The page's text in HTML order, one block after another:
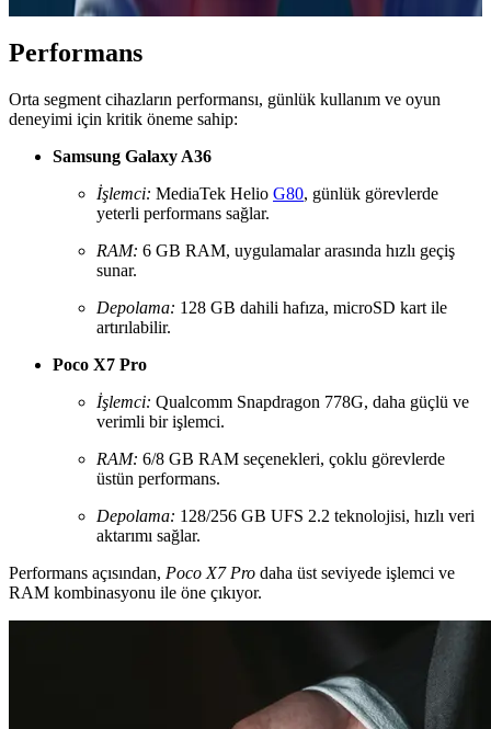
Performans
Orta segment cihazların performansı, günlük kullanım ve oyun
deneyimi için kritik öneme sahip:
Samsung Galaxy A36
İşlemci: MediaTek Helio G80, günlük görevlerde
yeterli performans sağlar.
RAM: 6 GB RAM, uygulamalar arasında hızlı geçiş
sunar.
Depolama: 128 GB dahili hafıza, microSD kart ile
artırılabilir.
Poco X7 Pro
İşlemci: Qualcomm Snapdragon 778G, daha güçlü ve
verimli bir işlemci.
RAM: 6/8 GB RAM seçenekleri, çoklu görevlerde
üstün performans.
Depolama: 128/256 GB UFS 2.2 teknolojisi, hızlı veri
aktarımı sağlar.
Performans açısından, Poco X7 Pro daha üst seviyede işlemci ve
RAM kombinasyonu ile öne çıkıyor.